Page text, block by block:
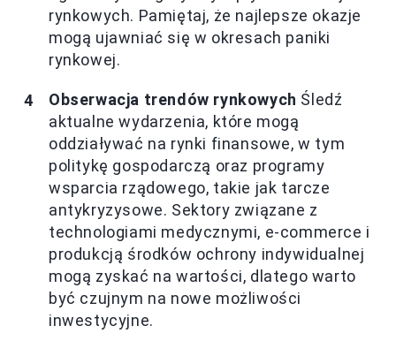
rynkowych. Pamiętaj, że najlepsze okazje
mogą ujawniać się w okresach paniki
rynkowej.
Obserwacja trendów rynkowych Śledź
aktualne wydarzenia, które mogą
oddziaływać na rynki finansowe, w tym
politykę gospodarczą oraz programy
wsparcia rządowego, takie jak tarcze
antykryzysowe. Sektory związane z
technologiami medycznymi, e-commerce i
produkcją środków ochrony indywidualnej
mogą zyskać na wartości, dlatego warto
być czujnym na nowe możliwości
inwestycyjne.